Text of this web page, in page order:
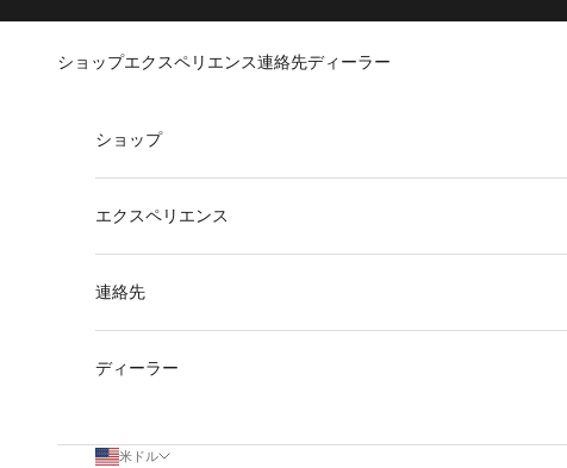
ショップエクスペリエンス連絡先ディーラー
ショップ
エクスペリエンス
連絡先
ディーラー
米ドル